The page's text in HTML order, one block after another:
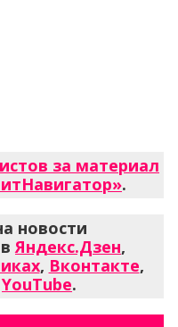
за материал
.
новости
вЯндекс.Дзен,
, Вконтакте,
YouTube.